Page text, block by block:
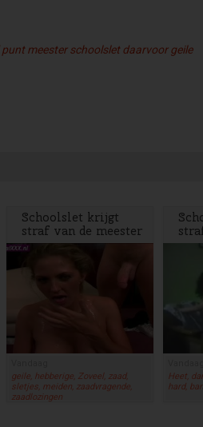
punt meester schoolslet daarvoor geile
Schoolslet krijgt
straf van de meester
geile, hebberige, Zoveel, zaad,
sletjes, meiden, zaadvragende,
zaadlozingen
Heet,
hard,